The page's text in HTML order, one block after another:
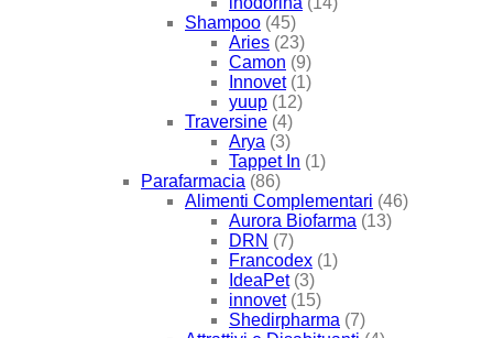
Shampoo (45)
Aries (23)
Camon (9)
Innovet (1)
yuup (12)
Traversine (4)
Arya (3)
Tappet In (1)
Parafarmacia (86)
Alimenti Complementari (46)
Aurora Biofarma (13)
DRN (7)
Francodex (1)
IdeaPet (3)
innovet (15)
Shedirpharma (7)